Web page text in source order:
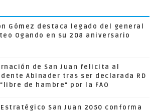
Gómez destaca legado del general
Ogando en su 208 aniversario
de San Juan felicita al
Abinader tras ser declarada RD
de hambre" por la FAO
San Juan 2050 conforma